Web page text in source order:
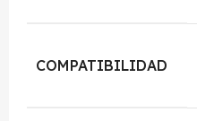
COMPATIBILIDAD